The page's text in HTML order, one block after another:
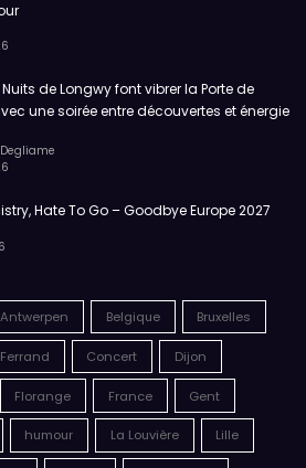
Nuits de Longwy font vibrer la Porte de
une soirée entre découvertes et énergie
Hate To Go – Goodbye Europe 2027
Antwerpen Belgique Bruxelles
Concert Dijon
Florange France Gent
humour La Louvière Lille